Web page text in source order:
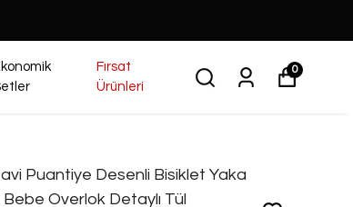
Fırsat
Ürünleri
0
Puantiye Desenli Bisiklet Yaka
Bebe Overlok Detaylı Tül